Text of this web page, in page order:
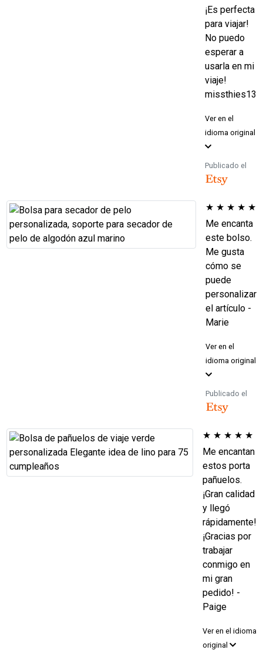
¡Es perfecta
para viajar!
No puedo
esperar a
usarla en mi
viaje!
missthies13
Ver en el
idioma original
Publicado el
★ ★ ★ ★ ★
Me encanta
este bolso.
Me gusta
cómo se
puede
personalizar
el artículo -
Marie
Ver en el
idioma original
Publicado el
★ ★ ★ ★ ★
Me encantan
estos porta
pañuelos.
¡Gran calidad
y llegó
rápidamente!
¡Gracias por
trabajar
conmigo en
mi gran
pedido! -
Paige
Ver en el idioma
original